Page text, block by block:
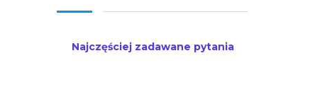
Najczęściej zadawane pytania